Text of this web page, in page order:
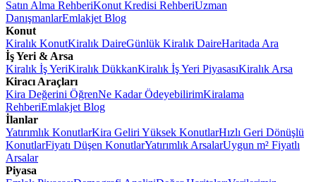
Satın Alma RehberiKonut Kredisi RehberiUzman
DanışmanlarEmlakjet Blog
Konut
Kiralık KonutKiralık DaireGünlük Kiralık DaireHaritada Ara
İş Yeri & Arsa
Kiralık İş YeriKiralık DükkanKiralık İş Yeri PiyasasıKiralık Arsa
Kiracı Araçları
Kira Değerini ÖğrenNe Kadar ÖdeyebilirimKiralama
RehberiEmlakjet Blog
İlanlar
Yatırımlık KonutlarKira Geliri Yüksek KonutlarHızlı Geri Dönüşlü
KonutlarFiyatı Düşen KonutlarYatırımlık ArsalarUygun m² Fiyatlı
Arsalar
Piyasa